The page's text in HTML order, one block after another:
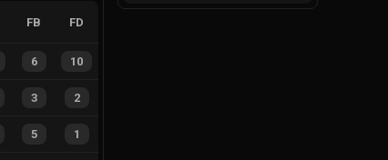
FB FD
6 10
3 2
5 1